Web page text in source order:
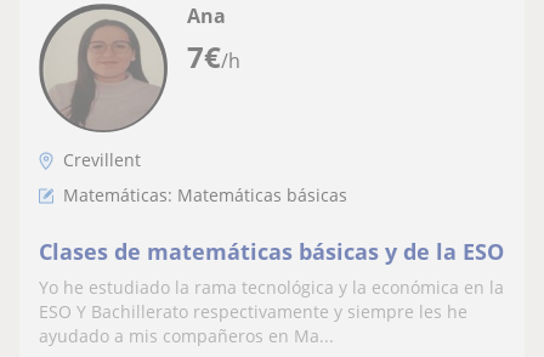
7€/h
Ana
Crevillent
Matemáticas: Matemáticas básicas
Clases de matemáticas básicas y de la ESO
Yo he estudiado la rama tecnológica y la económica en la
ESO Y Bachillerato respectivamente y siempre les he
ayudado a mis compañeros en Ma...